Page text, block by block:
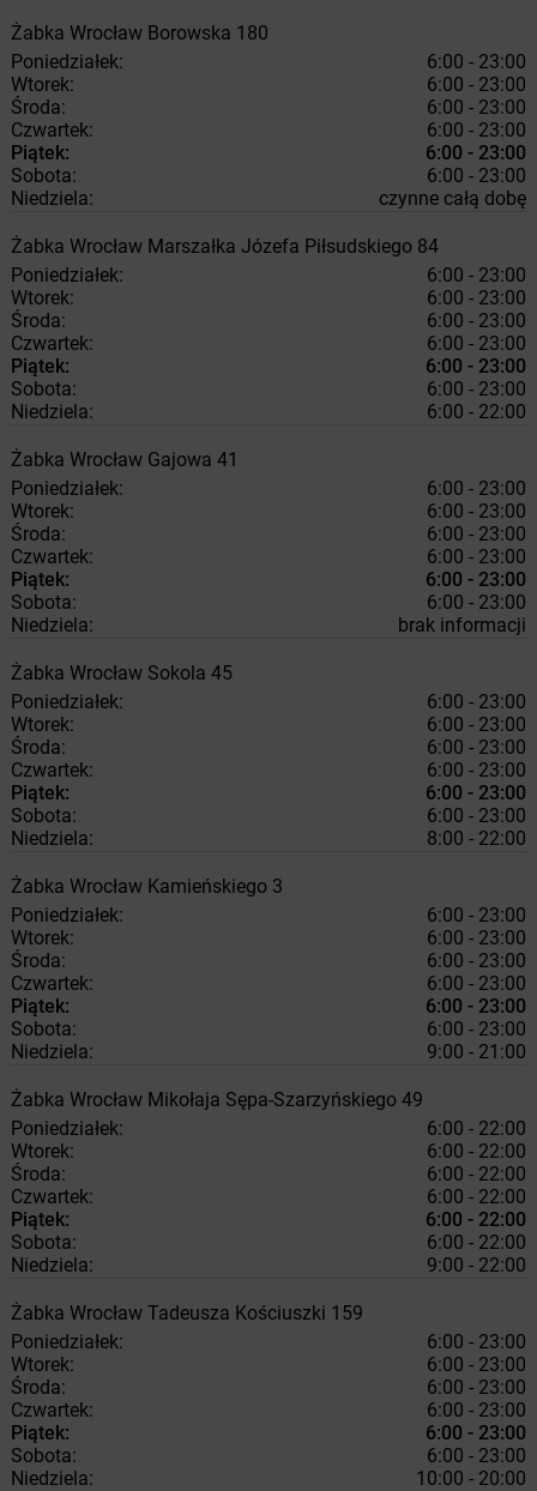
Żabka Wrocław Borowska 180
Poniedziałek:
6:00 - 23:00
Wtorek:
6:00 - 23:00
Środa:
6:00 - 23:00
Czwartek:
6:00 - 23:00
Piątek:
6:00 - 23:00
Sobota:
6:00 - 23:00
Niedziela:
czynne całą dobę
Żabka Wrocław Marszałka Józefa Piłsudskiego 84
Poniedziałek:
6:00 - 23:00
Wtorek:
6:00 - 23:00
Środa:
6:00 - 23:00
Czwartek:
6:00 - 23:00
Piątek:
6:00 - 23:00
Sobota:
6:00 - 23:00
Niedziela:
6:00 - 22:00
Żabka Wrocław Gajowa 41
Poniedziałek:
6:00 - 23:00
Wtorek:
6:00 - 23:00
Środa:
6:00 - 23:00
Czwartek:
6:00 - 23:00
Piątek:
6:00 - 23:00
Sobota:
6:00 - 23:00
Niedziela:
brak informacji
Żabka Wrocław Sokola 45
Poniedziałek:
6:00 - 23:00
Wtorek:
6:00 - 23:00
Środa:
6:00 - 23:00
Czwartek:
6:00 - 23:00
Piątek:
6:00 - 23:00
Sobota:
6:00 - 23:00
Niedziela:
8:00 - 22:00
Żabka Wrocław Kamieńskiego 3
Poniedziałek:
6:00 - 23:00
Wtorek:
6:00 - 23:00
Środa:
6:00 - 23:00
Czwartek:
6:00 - 23:00
Piątek:
6:00 - 23:00
Sobota:
6:00 - 23:00
Niedziela:
9:00 - 21:00
Żabka Wrocław Mikołaja Sępa-Szarzyńskiego 49
Poniedziałek:
6:00 - 22:00
Wtorek:
6:00 - 22:00
Środa:
6:00 - 22:00
Czwartek:
6:00 - 22:00
Piątek:
6:00 - 22:00
Sobota:
6:00 - 22:00
Niedziela:
9:00 - 22:00
Żabka Wrocław Tadeusza Kościuszki 159
Poniedziałek:
6:00 - 23:00
Wtorek:
6:00 - 23:00
Środa:
6:00 - 23:00
Czwartek:
6:00 - 23:00
Piątek:
6:00 - 23:00
Sobota:
6:00 - 23:00
Niedziela:
10:00 - 20:00